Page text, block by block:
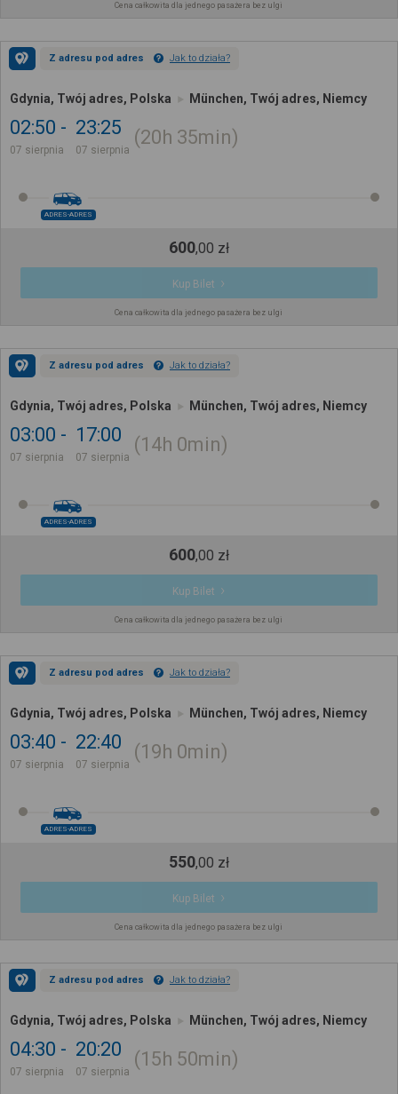
Cena całkowita dla jednego pasażera bez ulgi
Z adresu pod adres Jak to działa?
Gdynia, Twój adres, Polska München, Twój adres, Niemcy
02:50
07 sierpnia
23:25
07 sierpnia
20h 35min
ADRES-ADRES
600,00 zł
Kup Bilet
Cena całkowita dla jednego pasażera bez ulgi
Z adresu pod adres Jak to działa?
Gdynia, Twój adres, Polska München, Twój adres, Niemcy
03:00
07 sierpnia
17:00
07 sierpnia
14h 0min
ADRES-ADRES
600,00 zł
Kup Bilet
Cena całkowita dla jednego pasażera bez ulgi
Z adresu pod adres Jak to działa?
Gdynia, Twój adres, Polska München, Twój adres, Niemcy
03:40
07 sierpnia
22:40
07 sierpnia
19h 0min
ADRES-ADRES
550,00 zł
Kup Bilet
Cena całkowita dla jednego pasażera bez ulgi
Z adresu pod adres Jak to działa?
Gdynia, Twój adres, Polska München, Twój adres, Niemcy
04:30
07 sierpnia
20:20
07 sierpnia
15h 50min